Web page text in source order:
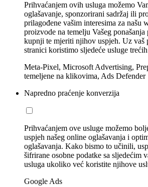
Prihvaćanjem ovih usluga možemo
oglašavanje, sponzorirani sadržaj ili
prilagođene vašim interesima za našu
proizvode na temelju Vašeg
kupnji te mjeriti njihov uspjeh. Uz vaš
stranici koristimo sljedeće usluge trećih
Meta-Pixel, Microsoft Advertising,
temeljene na klikovima, Ads Defender
Napredno praćenje konverzija
Prihvaćanjem ove usluge možemo
uspjeh našeg online oglašavanja i
oglašavanja. Kako bismo to učinili,
šifrirane osobne podatke sa sljedećim
usluga ukoliko već koristite njihove
Google Ads